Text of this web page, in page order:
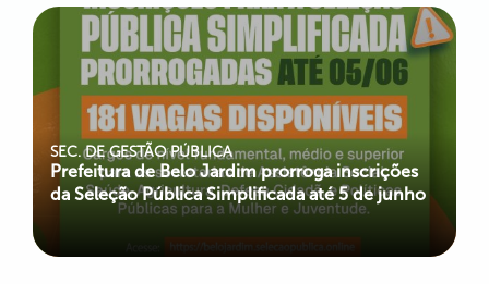
SEC. DE GESTÃO PÚBLICA
Prefeitura de Belo Jardim prorroga inscrições
da Seleção Pública Simplificada até 5 de junho